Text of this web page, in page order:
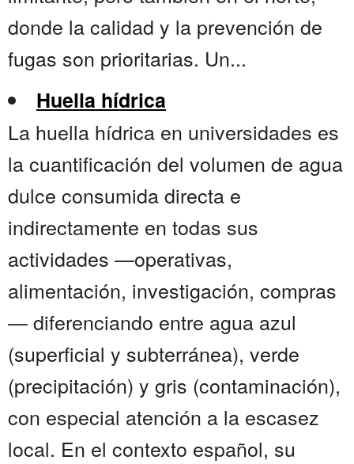
donde la calidad y la prevención de
fugas son prioritarias. Un...
Huella hídrica
La huella hídrica en universidades es
la cuantificación del volumen de agua
dulce consumida directa e
indirectamente en todas sus
actividades —operativas,
alimentación, investigación, compras
— diferenciando entre agua azul
(superficial y subterránea), verde
(precipitación) y gris (contaminación),
con especial atención a la escasez
local. En el contexto español, su